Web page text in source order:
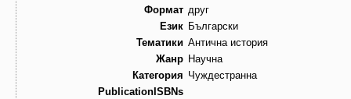
Формат друг
Език Български
Тематики Антична история
Жанр Научна
Категория Чуждестранна
PublicationISBNs